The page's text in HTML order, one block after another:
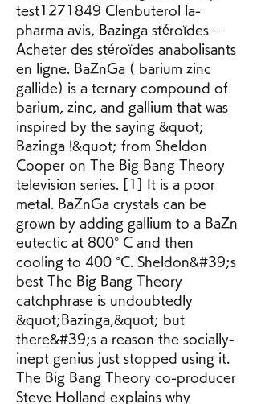
test1271849 Clenbuterol la-
pharma avis, Bazinga stéroïdes –
Acheter des stéroïdes anabolisants
en ligne. BaZnGa ( barium zinc
gallide) is a ternary compound of
barium, zinc, and gallium that was
inspired by the saying &quot;
Bazinga !&quot; from Sheldon
Cooper on The Big Bang Theory
television series. [1] It is a poor
metal. BaZnGa crystals can be
grown by adding gallium to a BaZn
eutectic at 800° C and then
cooling to 400 °C. Sheldon&#39;s
best The Big Bang Theory
catchphrase is undoubtedly
&quot;Bazinga,&quot; but
there&#39;s a reason the socially-
inept genius just stopped using it.
The Big Bang Theory co-producer
Steve Holland explains why